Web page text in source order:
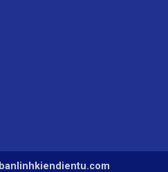
banlinhkiendientu.com